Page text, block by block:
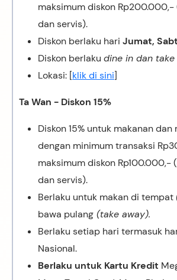
maksimum diskon
dan servis).
Diskon berlaku hari Jumat,
Diskon berlaku dine in dan take
Lokasi: [klik di sini]
Ta Wan - Diskon 15%
Diskon 15% untuk makanan dan
dengan minimum transaksi
maksimum diskon Rp100.000,-
dan servis).
Berlaku untuk makan di tempat
bawa pulang (take away).
Berlaku setiap hari termasuk
Nasional.
Berlaku untuk Kartu Kredit